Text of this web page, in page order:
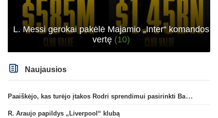
L. Messi gerokai pakėlė Majamio „Inter“ komandos
vertę (10)
Naujausios
Paaiškėjo, kas turėjo įtakos Rodri sprendimui pasirinkti Barselonos pusę
R. Araujo papildys „Liverpool“ klubą